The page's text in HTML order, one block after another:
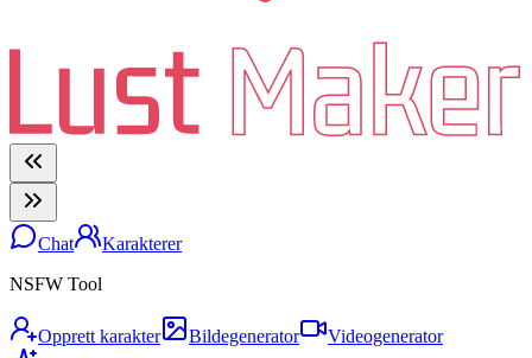
Chat
Karakterer
NSFW Tool
Opprett karakter Bildegenerator
Videogenerator